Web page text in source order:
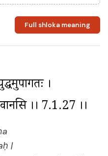
Full shloka meaning
।
।। 7.1.27 ।।
|